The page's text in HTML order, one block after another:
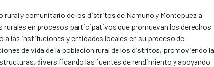
y comunitario de los distritos de Namuno y Montepuez a
en procesos participativos que promuevan los derechos
a las instituciones y entidades locales en su proceso de
de vida de la población rural de los distritos, promoviendo la
diversificando las fuentes de rendimiento y apoyando